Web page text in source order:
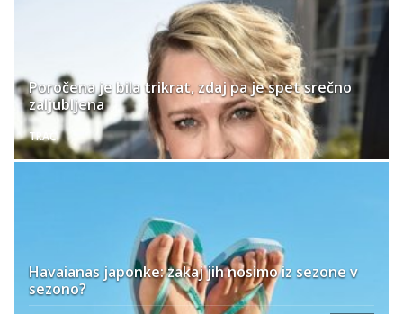
Poročena je bila trikrat, zdaj pa je spet srečno
zaljubljena
TRAČI
Havaianas japonke: zakaj jih nosimo iz sezone v
sezono?